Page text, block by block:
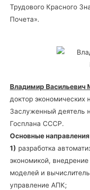
Трудового Красного
Почета».
Владимир Васильевич
доктор экономических
Заслуженный деятель
Госплана СССР.
Основные
1) разработка
экономикой,
моделей и
управление АПК;